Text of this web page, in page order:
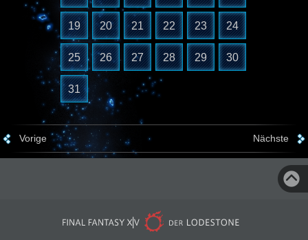
19 20 21 22 23 24
25 26 27 28 29 30
31
Vorige Nächste